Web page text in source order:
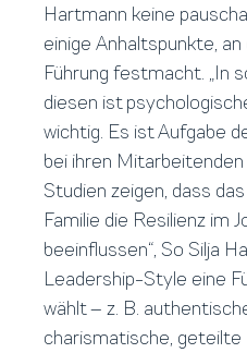
Hartmann keine
einige Anhaltspunkte,
Führung festmacht. „In
diesen ist
wichtig. Es ist Aufgabe
bei ihren
Studien zeigen, dass
Familie die Resilienz im
beeinflussen“, So Silja
Leadership-Style eine
wählt – z. B.
charismatische, geteilte